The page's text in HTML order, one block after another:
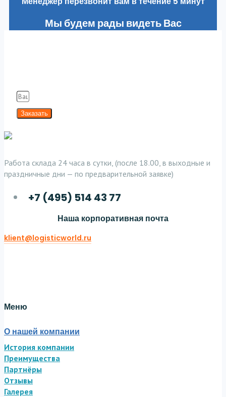
Мы будем рады видеть Вас
Заказать
Работа склада 24 часа в сутки, (после 18.00, в выходные и
праздничные дни — по предварительной заявке)
+7 (495) 514 43 77
Наша корпоративная почта
klient@logisticworld.ru
Меню
О нашей компании
История компании
Преимущества
Партнёры
Отзывы
Галерея